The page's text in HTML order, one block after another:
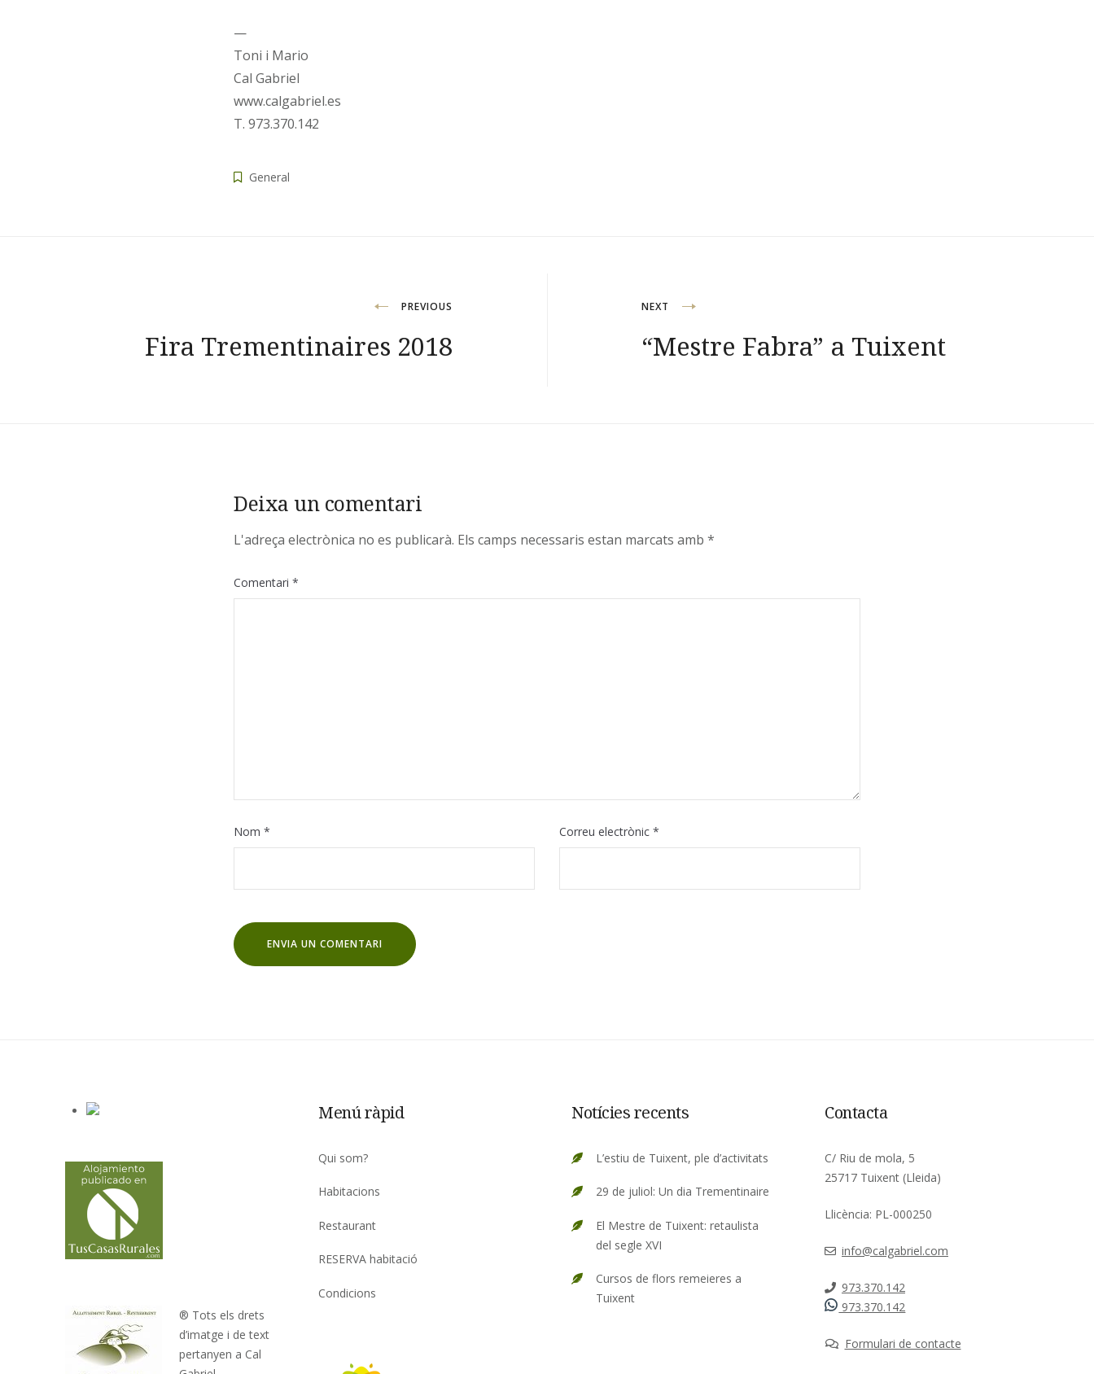
—
Toni i Mario
Cal Gabriel
www.calgabriel.es
T. 973.370.142
General
d'entrades
PREVIOUS
Fira Trementinaires 2018
NEXT
“Mestre Fabra” a Tuixent
Deixa un comentari
L'adreça electrònica no es publicarà. Els camps necessaris estan marcats amb *
Comentari *
Nom * Correu electrònic *
® Tots els drets
d’imatge i de text
pertanyen a Cal
Menú ràpid
Qui som?
Habitacions
Restaurant
RESERVA habitació
Condicions
Notícies recents
L’estiu de Tuixent, ple d’activitats
29 de juliol: Un dia Trementinaire
El Mestre de Tuixent: retaulista
del segle XVI
Cursos de flors remeieres a
Tuixent
Contacta
C/ Riu de mola, 5
25717 Tuixent (Lleida)
Llicència: PL-000250
info@calgabriel.com
973.370.142
973.370.142
Formulari de contacte